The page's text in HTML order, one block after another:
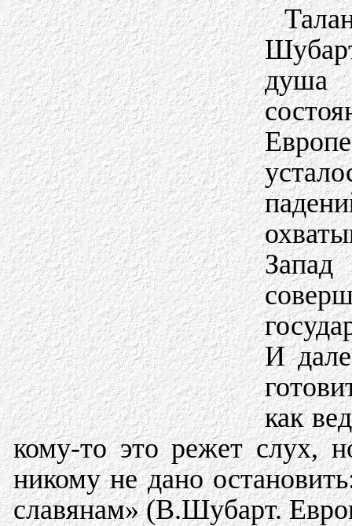
душа
И
как
кому-то это режет слух,
никому не дано
славянам» (В.Шубарт.